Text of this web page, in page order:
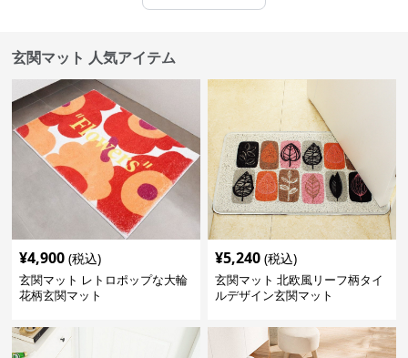
玄関マット 人気アイテム
¥4,900 (税込)
玄関マット レトロポップな大輪
花柄玄関マット
¥5,240 (税込)
玄関マット 北欧風リーフ柄タイ
ルデザイン玄関マット